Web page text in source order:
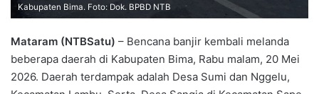
Kabupaten Bima. Foto: Dok. BPBD NTB
Mataram (NTBSatu) – Bencana banjir kembali melanda
beberapa daerah di Kabupaten Bima, Rabu malam, 20 Mei
2026. Daerah terdampak adalah Desa Sumi dan Nggelu,